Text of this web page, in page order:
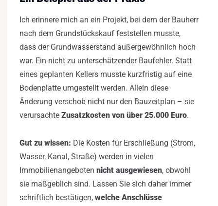
Ich erinnere mich an ein Projekt, bei dem der Bauherr
nach dem Grundstückskauf feststellen musste,
dass der Grundwasserstand außergewöhnlich hoch
war. Ein nicht zu unterschätzender Baufehler. Statt
eines geplanten Kellers musste kurzfristig auf eine
Bodenplatte umgestellt werden. Allein diese
Änderung verschob nicht nur den Bauzeitplan – sie
verursachte Zusatzkosten von über 25.000 Euro.
Gut zu wissen: Die Kosten für Erschließung (Strom,
Wasser, Kanal, Straße) werden in vielen
Immobilienangeboten nicht ausgewiesen, obwohl
sie maßgeblich sind. Lassen Sie sich daher immer
schriftlich bestätigen, welche Anschlüsse